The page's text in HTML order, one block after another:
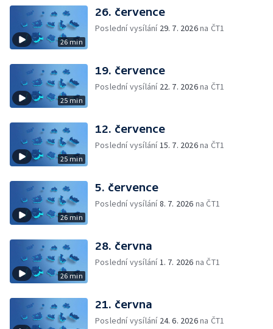
26 min
26. července
Poslední vysílání 29. 7. 2026na ČT1
25 min
19. července
Poslední vysílání 22. 7. 2026na ČT1
25 min
12. července
Poslední vysílání15. 7. 2026na ČT1
26 min
5. července
Poslední vysílání8. 7. 2026 na ČT1
26 min
28. června
Poslední vysílání1. 7. 2026 na ČT1
21. června
Poslední vysílání 24. 6. 2026na ČT1